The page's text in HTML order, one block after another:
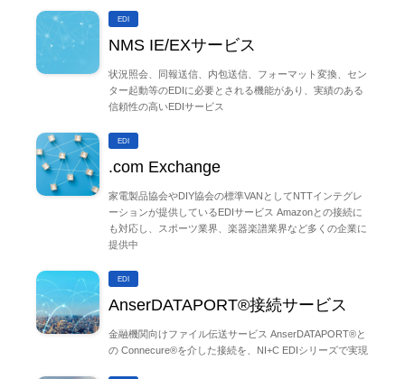
EDI
NMS IE/EXサービス
状況照会、同報送信、内包送信、フォーマット変換、セン
ター起動等のEDIに必要とされる機能があり、実績のある
信頼性の高いEDIサービス
EDI
.com Exchange
家電製品協会やDIY協会の標準VANとしてNTTインテグレ
ーションが提供しているEDIサービス Amazonとの接続に
も対応し、スポーツ業界、楽器楽譜業界など多くの企業に
提供中
EDI
AnserDATAPORT®接続サービス
金融機関向けファイル伝送サービス AnserDATAPORT®と
の Connecure®を介した接続を、NI+C EDIシリーズで実現